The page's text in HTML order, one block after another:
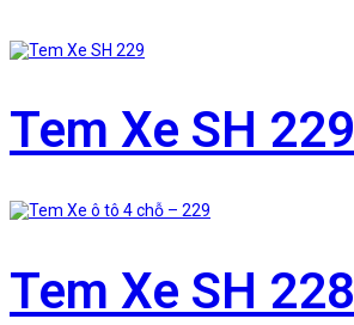
Tem Xe SH 229
Tem Xe SH 228